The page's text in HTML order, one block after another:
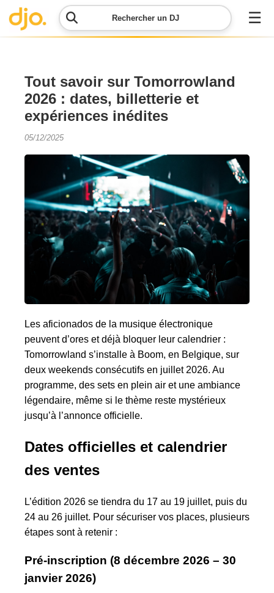
Rechercher un DJ ☰
Menu
Contacter
DJO
demande
Simulateur
de prix
Tout savoir sur Tomorrowland
2026 : dates, billetterie et
expériences inédites
05/12/2025
Les aficionados de la musique électronique
peuvent d’ores et déjà bloquer leur calendrier :
Tomorrowland s’installe à Boom, en Belgique, sur
deux weekends consécutifs en juillet 2026. Au
programme, des sets en plein air et une ambiance
légendaire, même si le thème reste mystérieux
jusqu’à l’annonce officielle.
Dates officielles et calendrier
des ventes
L’édition 2026 se tiendra du 17 au 19 juillet, puis du
24 au 26 juillet. Pour sécuriser vos places, plusieurs
étapes sont à retenir :
Pré-inscription (8 décembre 2026 – 30
janvier 2026)